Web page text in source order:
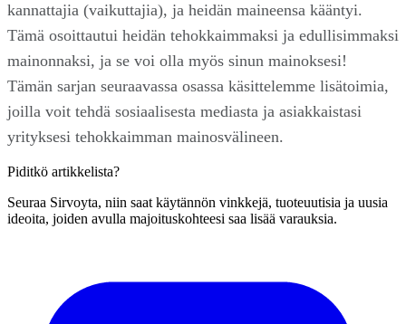
kannattajia (vaikuttajia), ja heidän maineensa kääntyi.
Tämä osoittautui heidän tehokkaimmaksi ja edullisimmaksi
mainonnaksi, ja se voi olla myös sinun mainoksesi!
Tämän sarjan seuraavassa osassa käsittelemme lisätoimia,
joilla voit tehdä sosiaalisesta mediasta ja asiakkaistasi
yrityksesi tehokkaimman mainosvälineen.
Piditkö artikkelista?
Seuraa Sirvoyta, niin saat käytännön vinkkejä, tuoteuutisia ja uusia
ideoita, joiden avulla majoituskohteesi saa lisää varauksia.